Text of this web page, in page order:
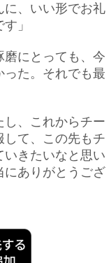
に、いい形でお礼
」
磨にとっても、今
った。それでも最
し、これからチー
して、この先もチ
いきたいなと思い
にありがとうござ